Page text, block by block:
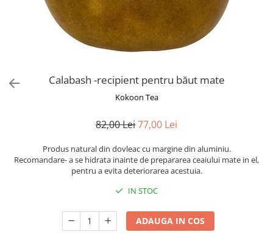
Sirop de ceai
Calabash -recipient pentru băut mate
Kokoon Tea
82,00 Lei77,00 Lei
Produs natural din dovleac cu margine din aluminiu.
Recomandare- a se hidrata inainte de prepararea ceaiului mate in el,
pentru a evita deteriorarea acestuia.
IN STOC
ADAUGA IN COS